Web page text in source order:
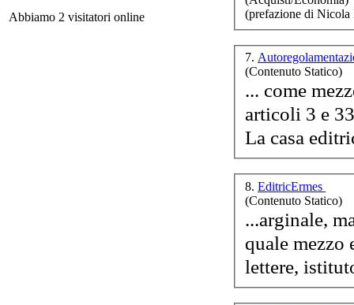
I
Abbiamo 2 visitatori online
(prefazione di
7.
(Contenuto Statico)
... come
articoli 3 e
La casa
8. EditricErmes
(Contenuto Statico)
...arginale,
quale